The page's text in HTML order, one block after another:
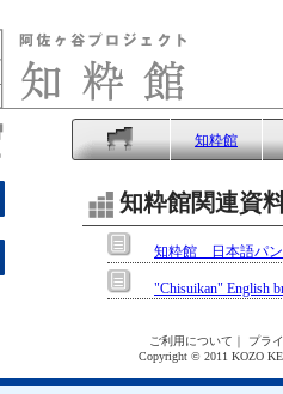
知粋館
知粋館関連資
知粋館 日本語パ
"Chisuikan" English
ご利用について ｜
プラ
Copyright © 2011 KOZO